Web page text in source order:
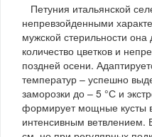
Петуния итальянской
непревзойденными
мужской стерильности
количество цветков и
поздней осени.
температур – успешно
заморозки до – 5 °С и
формирует мощные кусты
интенсивным ветвлением.